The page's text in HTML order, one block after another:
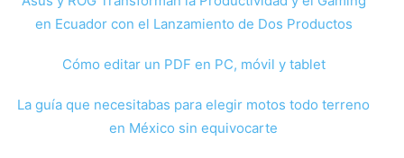
en Ecuador con el Lanzamiento de Dos Productos
Cómo editar un PDF en PC, móvil y tablet
La guía que necesitabas para elegir motos todo terreno
en México sin equivocarte